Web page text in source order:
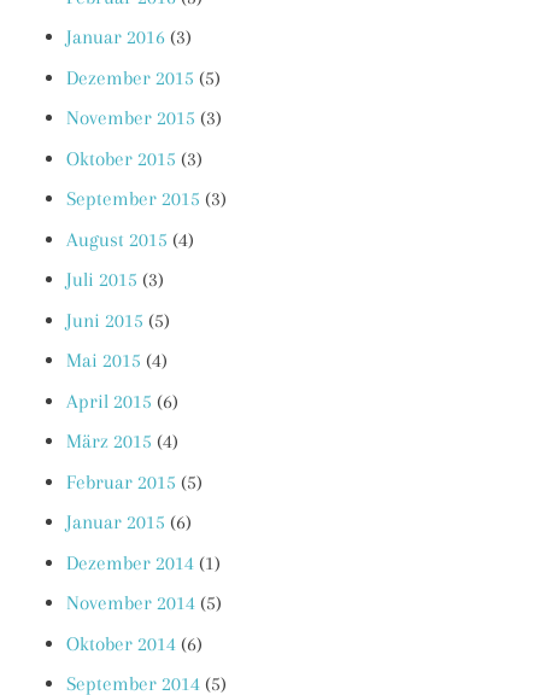
Januar 2016 (3)
Dezember 2015 (5)
November 2015 (3)
Oktober 2015 (3)
September 2015 (3)
August 2015 (4)
Juli 2015 (3)
Juni 2015 (5)
Mai 2015 (4)
April 2015 (6)
März 2015 (4)
Februar 2015 (5)
Januar 2015 (6)
Dezember 2014 (1)
November 2014 (5)
Oktober 2014 (6)
September 2014 (5)